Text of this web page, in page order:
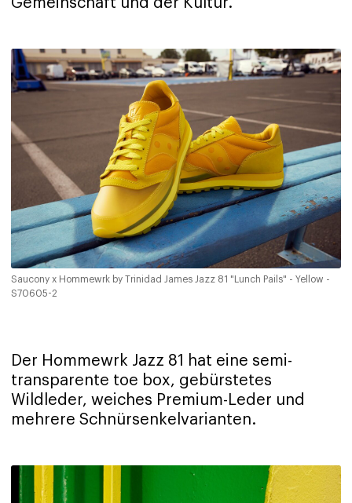
Gemeinschaft und der Kultur.
Saucony x Hommewrk by Trinidad James Jazz 81 "Lunch Pails" - Yellow -
S70605-2
Der Hommewrk Jazz 81 hat eine semi-
transparente toe box, gebürstetes
Wildleder, weiches Premium-Leder und
mehrere Schnürsenkelvarianten.